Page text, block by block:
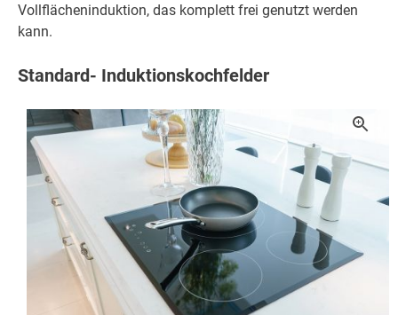
Vollflächeninduktion, das komplett frei genutzt werden
kann.
Standard- Induktionskochfelder